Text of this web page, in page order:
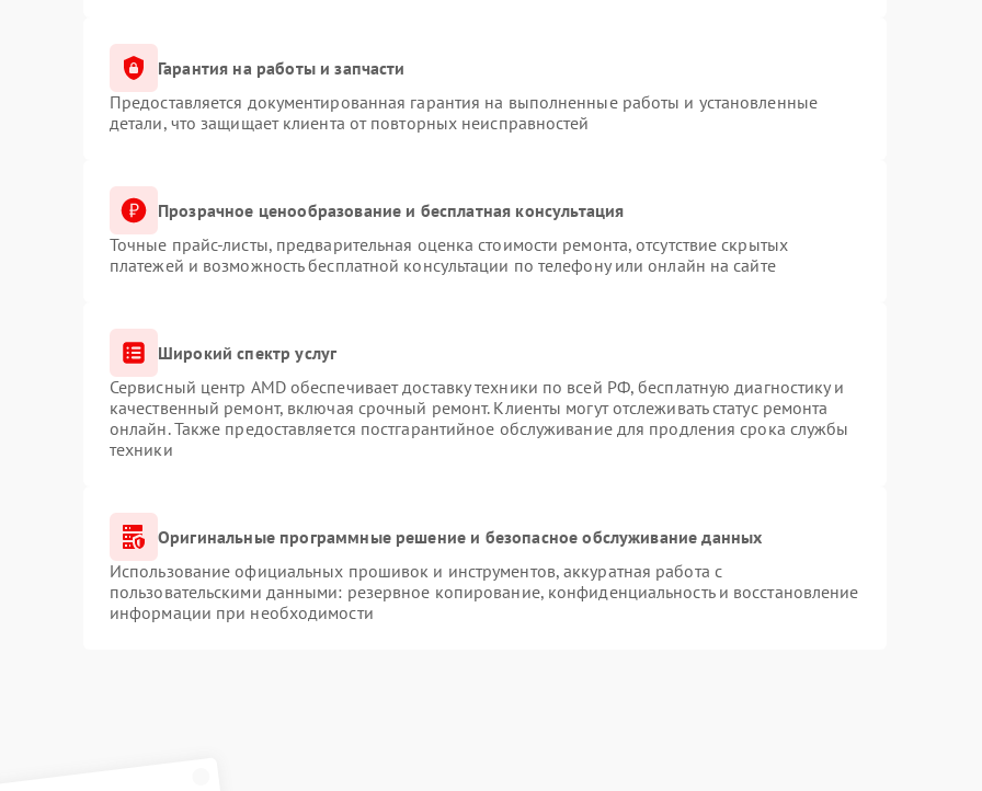
Гарантия на работы и запчасти
Предоставляется документированная гарантия на выполненные работы и установленные
детали, что защищает клиента от повторных неисправностей
Прозрачное ценообразование и бесплатная консультация
Точные прайс-листы, предварительная оценка стоимости ремонта, отсутствие скрытых
платежей и возможность бесплатной консультации по телефону или онлайн на сайте
Широкий спектр услуг
Сервисный центр AMD обеспечивает доставку техники по всей РФ, бесплатную диагностику и
качественный ремонт, включая срочный ремонт. Клиенты могут отслеживать статус ремонта
онлайн. Также предоставляется постгарантийное обслуживание для продления срока службы
техники
Оригинальные программные решение и безопасное обслуживание данных
Использование официальных прошивок и инструментов, аккуратная работа с
пользовательскими данными: резервное копирование, конфиденциальность и восстановление
информации при необходимости